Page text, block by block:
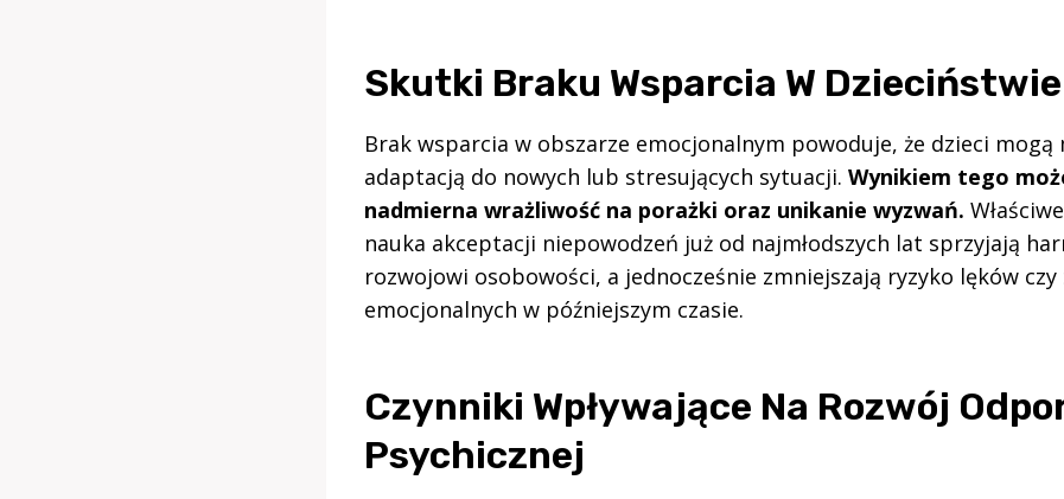
Skutki Braku Wsparcia W Dzieciństwie
Brak wsparcia w obszarze emocjonalnym powoduje, że dzieci
adaptacją do nowych lub stresujących sytuacji. Wynikiem tego
nadmierna wrażliwość na porażki oraz unikanie wyzwań.
nauka akceptacji niepowodzeń już od najmłodszych lat sprzyjają
rozwojowi osobowości, a jednocześnie zmniejszają ryzyko lęków czy
emocjonalnych w późniejszym czasie.
Czynniki Wpływające Na Rozwój
Psychicznej